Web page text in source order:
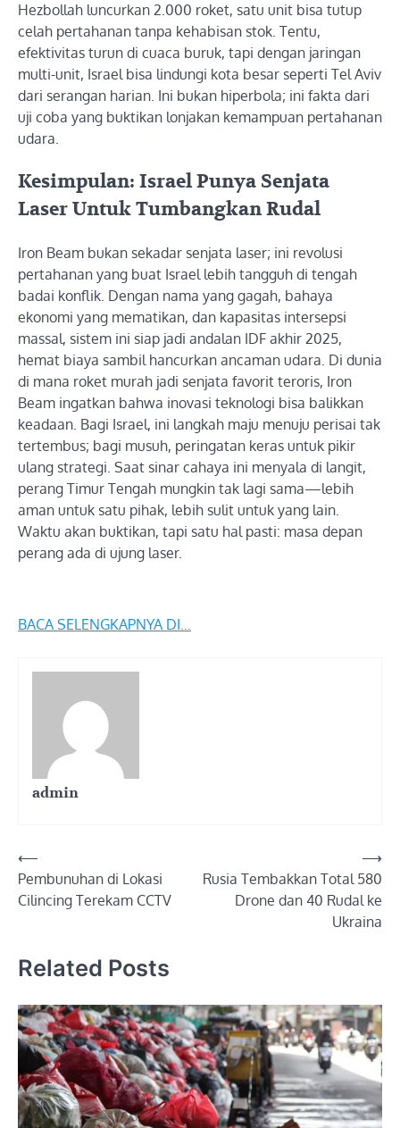
Hezbollah luncurkan 2.000 roket, satu unit bisa tutup
celah pertahanan tanpa kehabisan stok. Tentu,
efektivitas turun di cuaca buruk, tapi dengan jaringan
multi-unit, Israel bisa lindungi kota besar seperti Tel Aviv
dari serangan harian. Ini bukan hiperbola; ini fakta dari
uji coba yang buktikan lonjakan kemampuan pertahanan
udara.
Kesimpulan: Israel Punya Senjata
Laser Untuk Tumbangkan Rudal
Iron Beam bukan sekadar senjata laser; ini revolusi
pertahanan yang buat Israel lebih tangguh di tengah
badai konflik. Dengan nama yang gagah, bahaya
ekonomi yang mematikan, dan kapasitas intersepsi
massal, sistem ini siap jadi andalan IDF akhir 2025,
hemat biaya sambil hancurkan ancaman udara. Di dunia
di mana roket murah jadi senjata favorit teroris, Iron
Beam ingatkan bahwa inovasi teknologi bisa balikkan
keadaan. Bagi Israel, ini langkah maju menuju perisai tak
tertembus; bagi musuh, peringatan keras untuk pikir
ulang strategi. Saat sinar cahaya ini menyala di langit,
perang Timur Tengah mungkin tak lagi sama—lebih
aman untuk satu pihak, lebih sulit untuk yang lain.
Waktu akan buktikan, tapi satu hal pasti: masa depan
perang ada di ujung laser.
BACA SELENGKAPNYA DI…
admin
Post
navigation
⟵
Pembunuhan di Lokasi
Cilincing Terekam CCTV
Rusia Tembakkan Total 580
Drone dan 40 Rudal ke
Ukraina
⟶
Related Posts